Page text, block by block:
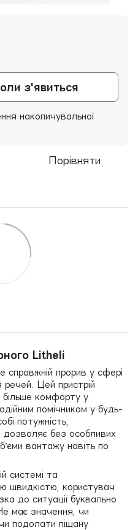
з'явиться
накопичувальної
Порівняти
Litheli
справжній прорив у сфері
речей. Цей пристрій
комфорту у
помічником у будь-
потужність,
дозволяє без особливих
вантажу навіть по
системі та
швидкістю, користувач
до ситуації буквально
має значення, чи
подолати піщану